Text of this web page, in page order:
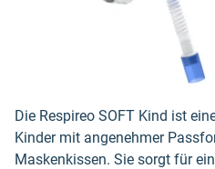
Die Respireo SOFT Kind ist
Kinder mit angenehmer
Maskenkissen. Sie sorgt für